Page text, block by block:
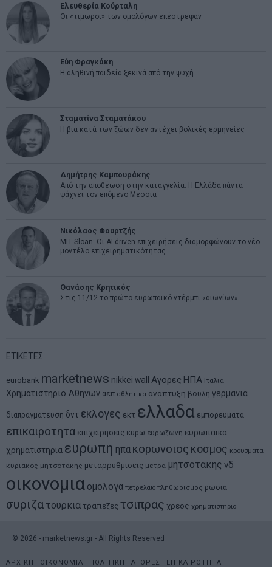
Ελευθερία Κούρταλη
Οι «τιμωροί» των ομολόγων επέστρεψαν
Εύη Φραγκάκη
Η αληθινή παιδεία ξεκινά από την ψυχή…
Σταματίνα Σταματάκου
Η βία κατά των ζώων δεν αντέχει βολικές ερμηνείες
Δημήτρης Καμπουράκης
Από την αποθέωση στην καταγγελία: Η Ελλάδα πάντα
ψάχνει τον επόμενο Μεσσία
Νικόλαος Φουρτζής
MIT Sloan: Οι AI-driven επιχειρήσεις διαμορφώνουν το νέο
μοντέλο επιχειρηματικότητας
Θανάσης Κρητικός
Στις 11/12 το πρώτο ευρωπαϊκό ντέρμπι «αιωνίων»
ΕΤΙΚΕΤΕΣ
eurobank marketnews nikkei wall Αγορες ΗΠΑ Ιταλια
Χρηματιστηριο Αθηνων αεπ αθλητικα αναπτυξη βουλη γερμανια
διαπραγματευση δντ εκλογες εκτ ελλαδα εμπορευματα
επικαιροτητα επιχειρησεις ευρω ευρωζωνη ευρωπαικα
χρηματιστηρια ευρωπη ηπα κορωνοιος κοσμος κρουσματα
κυριακος μητσοτακης μεταρρυθμισεις μετρα μητσοτακης νδ
οικονομια ομολογα πετρελαιο πληθωρισμος ρωσια
συριζα τουρκια τραπεζες τσιπρας χρεος χρηματιστηριο
© 2026 - marketnews.gr - All Rights Reserved
ΑΡΧΙΚΗ ΟΙΚΟΝΟΜΙΑ ΠΟΛΙΤΙΚΗ ΑΓΟΡΕΣ ΕΠΙΚΑΙΡΟΤΗΤΑ